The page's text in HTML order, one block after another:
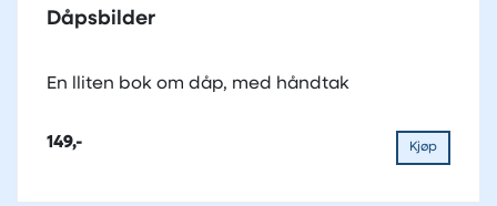
Dåpsbilder
En lliten bok om dåp, med håndtak
149,- Kjøp